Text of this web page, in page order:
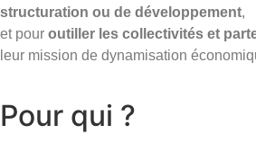
structuration ou de développement,
et pour outiller les collectivités et
leur mission de dynamisation
Pour qui ?